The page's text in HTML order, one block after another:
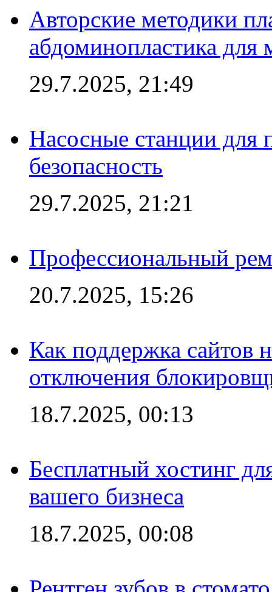
Авторские методики
абдоминопластика для
29.7.2025, 21:49
Насосные станции для
безопасность
29.7.2025, 21:21
Профессиональный
20.7.2025, 15:26
Как поддержка сайтов
отключения
18.7.2025, 00:13
Бесплатный хостинг
вашего бизнеса
18.7.2025, 00:08